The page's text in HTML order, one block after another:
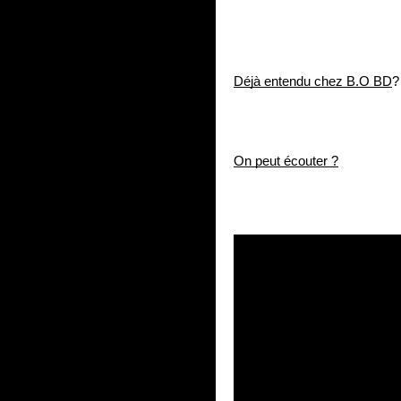
Déjà entendu chez B.O BD
On peut écouter ?